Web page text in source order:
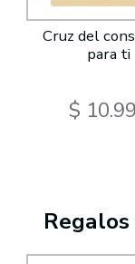
Cruz del
para ti
$